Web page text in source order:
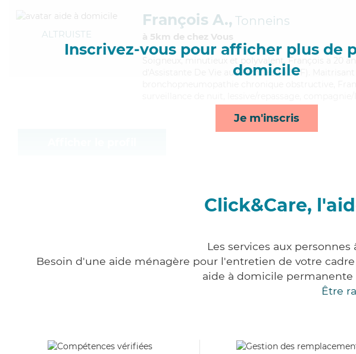
Inscrivez-vous pour afficher plus de
domicile
Je m'inscris
ALTRUISTE
François A., Tonneins
à 5km de chez Vous
, minutieux et polyvalent, François a 20
d'Assistante De Vie aux Familles (ADVF).
Click&Care,
Les services aux
Besoin d'une aide ménagère pour l'entretien de votre
aide à domicile
Être